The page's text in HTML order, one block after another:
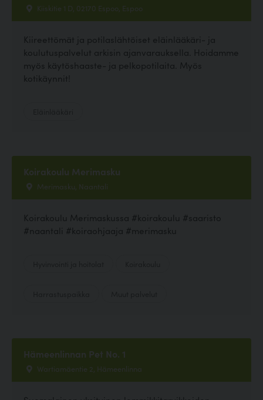
Kiiskitie 1 D, 02170 Espoo, Espoo
Kiireettömät ja potilaslähtöiset eläinlääkäri- ja
koulutuspalvelut arkisin ajanvarauksella. Hoidamme
myös käytöshaaste- ja pelkopotilaita. Myös
kotikäynnit!
Koirakoulu Merimasku
Merimasku, Naantali
Koirakoulu Merimaskussa #koirakoulu #saaristo
#naantali #koiraohjaaja #merimasku
Hämeenlinnan Pet No. 1
Wartiamäentie 2, Hämeenlinna